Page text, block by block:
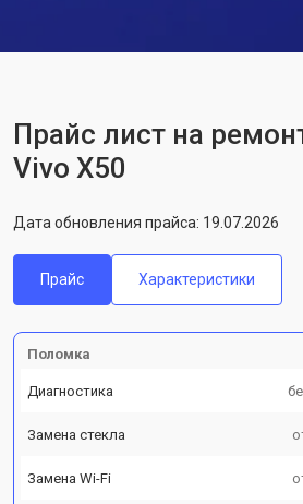
Прайс лист на
Vivo X50
Дата обновления прайса: 19.07.2026
Прайс Характеристики
Поломка
Диагностика
Замена стекла
Замена Wi-Fi